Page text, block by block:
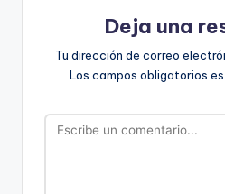
Deja una
Tu dirección de correo
Los campos obligatorios